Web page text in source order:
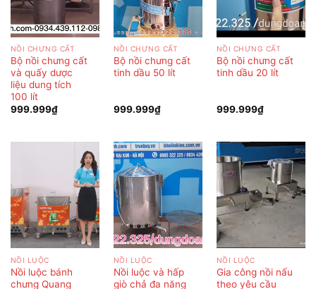
NỒI CHƯNG CẤT
Bộ nồi chưng cất
và quấy dược
liệu dung tích
100 lít
999.999₫
NỒI CHƯNG CẤT
Bộ nồi chưng cất
tinh dầu 50 lít
999.999₫
NỒI CHƯNG CẤT
Bộ nồi chưng cất
tinh dầu 20 lít
999.999₫
NỒI LUỘC
Nồi luộc bánh
chưng Quang
NỒI LUỘC
Nồi luộc và hấp
giò chả đa năng
NỒI LUỘC
Gia công nồi nấu
theo yêu cầu